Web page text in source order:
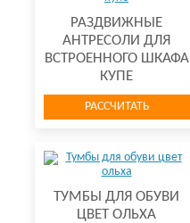
РАЗДВИЖНЫЕ
АНТРЕСОЛИ ДЛЯ
ВСТРОЕННОГО ШКАФА
КУПЕ
РАССЧИТАТЬ
ТУМБЫ ДЛЯ ОБУВИ
ЦВЕТ ОЛЬХА